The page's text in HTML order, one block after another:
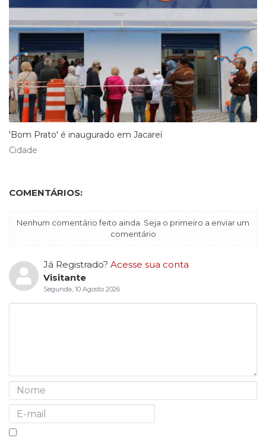
'Bom Prato' é inaugurado em Jacareí
Cidade
COMENTÁRIOS:
Nenhum comentário feito ainda. Seja o primeiro a enviar um
comentário
Já Registrado? Acesse sua conta
Visitante
Segunda, 10 Agosto 2026